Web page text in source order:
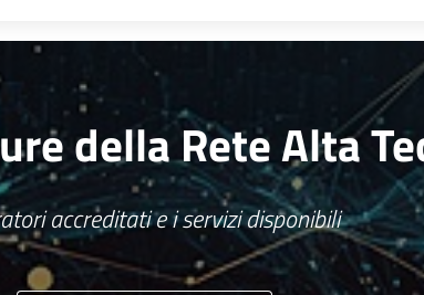
della Rete Alta
accreditati e i servizi disponibili